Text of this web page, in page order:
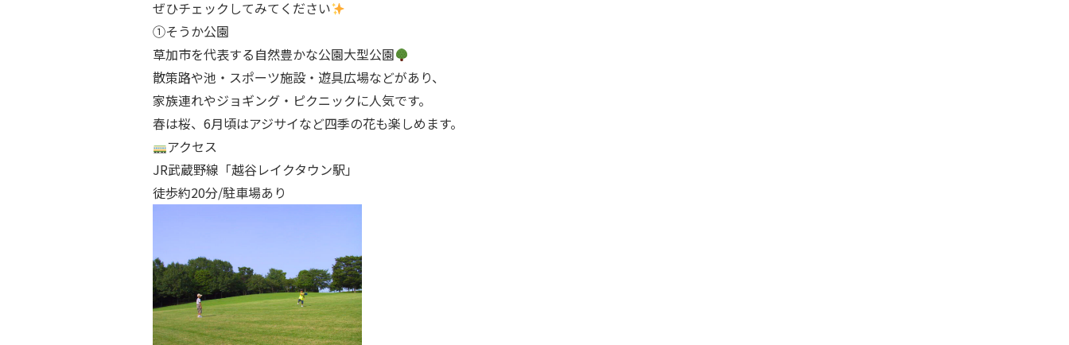
ぜひチェックしてみてください
①そうか公園
草加市を代表する自然豊かな公園大型公園
散策路や池・スポーツ施設・遊具広場などがあり、
家族連れやジョギング・ピクニックに人気です。
春は桜、6月頃はアジサイなど四季の花も楽しめます。
アクセス
JR武蔵野線「越谷レイクタウン駅」
徒歩約20分/駐車場あり